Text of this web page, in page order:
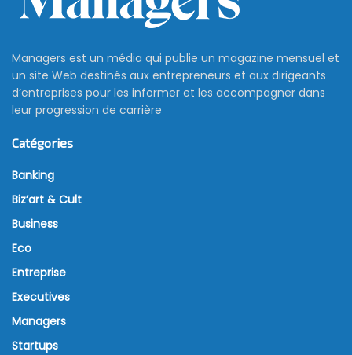
Managers est un média qui publie un magazine mensuel et
un site Web destinés aux entrepreneurs et aux dirigeants
d’entreprises pour les informer et les accompagner dans
leur progression de carrière
Catégories
Banking
Biz’art & Cult
Business
Eco
Entreprise
Executives
Managers
Startups